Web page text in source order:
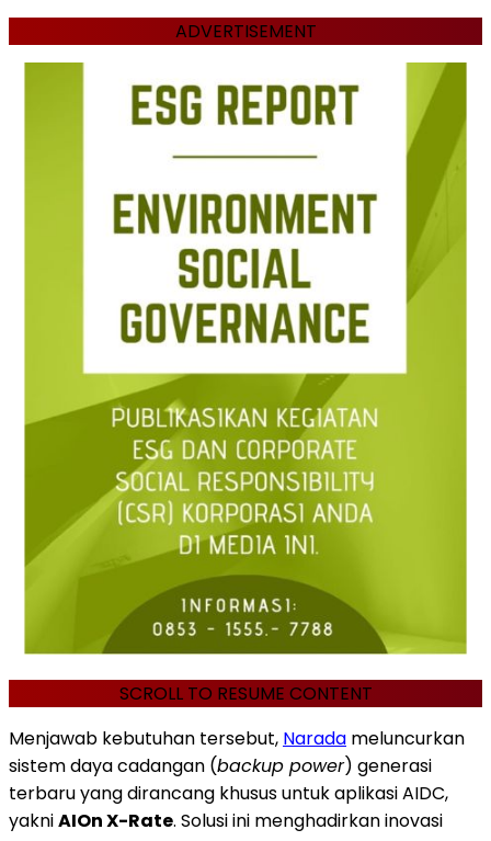
ADVERTISEMENT
SCROLL TO RESUME CONTENT
Menjawab kebutuhan tersebut, Narada meluncurkan
sistem daya cadangan (backup power) generasi
terbaru yang dirancang khusus untuk aplikasi AIDC,
yakniAIOn X-Rate. Solusi ini menghadirkan inovasi